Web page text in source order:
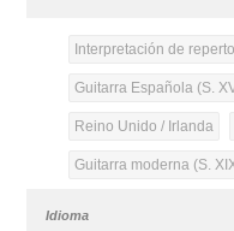
Interpretación de
Guitarra Española (S.
Reino Unido / Irlanda
Guitarra moderna (S.
Idioma